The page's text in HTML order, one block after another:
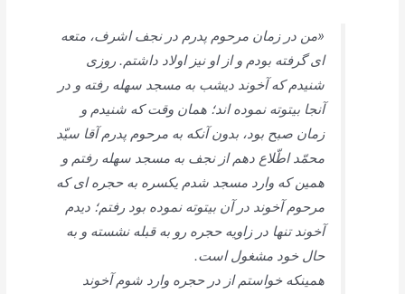
«من در زمان مرحوم پدرم در نجف اشرف، متعه‏
اى گرفته بودم و از او نيز اولاد داشتم. روزى
شنيدم كه آخوند ديشب به مسجد سهله رفته و در
آنجا بيتوته نموده‏ اند؛ همان وقت كه شنيدم و
زمان صبح بود، بدون آنكه به مرحوم پدرم آقا سيّد
محمّد اطّلاع دهم از نجف به مسجد سهله رفتم و
همين‏ كه وارد مسجد شدم‏ يكسره به حجره ‏اى كه
مرحوم آخوند در آن بيتوته نموده بود رفتم؛ ديدم
آخوند تنها در زاويه حجره رو به قبله نشسته و به
حال خود مشغول است.
همين‏كه خواستم از در حجره وارد شوم آخوند